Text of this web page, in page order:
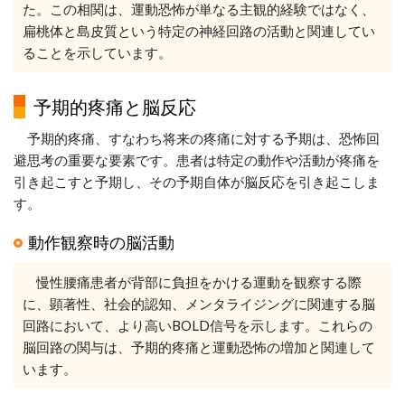
た。この相関は、運動恐怖が単なる主観的経験ではなく、
扁桃体と島皮質という特定の神経回路の活動と関連してい
ることを示しています。
予期的疼痛と脳反応
予期的疼痛、すなわち将来の疼痛に対する予期は、恐怖回
避思考の重要な要素です。患者は特定の動作や活動が疼痛を
引き起こすと予期し、その予期自体が脳反応を引き起こしま
す。
動作観察時の脳活動
慢性腰痛患者が背部に負担をかける運動を観察する際
に、顕著性、社会的認知、メンタライジングに関連する脳
回路において、より高いBOLD信号を示します。これらの
脳回路の関与は、予期的疼痛と運動恐怖の増加と関連して
います。